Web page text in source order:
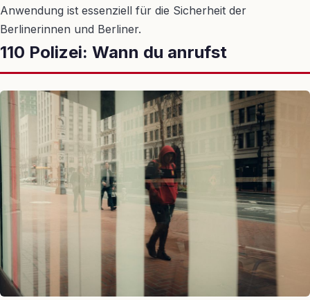
Anwendung ist essenziell für die Sicherheit der
Berlinerinnen und Berliner.
110 Polizei: Wann du anrufst